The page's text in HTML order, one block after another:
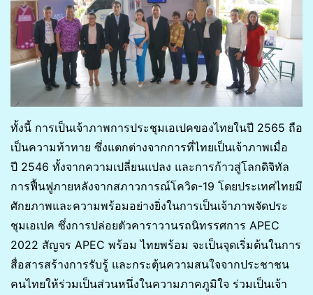
ทั้งนี้ การเป็นเจ้าภาพการประชุมเอเปคของไทยในปี 2565 ถือ
เป็นความท้าทาย ซึ่งแตกต่างจากการที่ไทยเป็นเจ้าภาพเมื่อ
ปี 2546 ทั้งจากความเปลี่ยนแปลง และการก้าวสู่โลกดิจิทัล
การฟื้นฟูภายหลังจากสภาวการณ์โควิด-19 โดยประเทศไทยมี
ศักยภาพและความพร้อมอย่างยิ่งในการเป็นเจ้าภาพจัดประ
ชุมเอเปค ซึ่งการปล่อยตัวคาราวานรถนิทรรศการ APEC
2022 สัญจร APEC พร้อม ไทยพร้อม จะเป็นจุดเริ่มต้นในการ
สื่อสารสร้างการรับรู้ และกระตุ้นความสนใจจากประชาชน
คนไทยให้ร่วมเป็นส่วนหนึ่งในความภาคภูมิใจ ร่วมเป็นเจ้า